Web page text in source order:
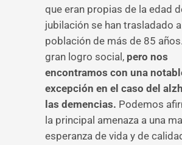
que eran propias de la edad
jubilación se han trasladado
población de más de 85
gran logro social, pero nos
encontramos con una
excepción en el caso del
las demencias. Podemos
la principal amenaza a una
esperanza de vida y de